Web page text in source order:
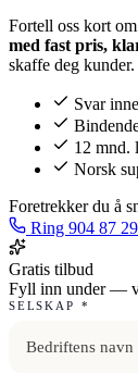
Fortell oss kort
med fast pris,
skaffe deg kunder.
Svar
12 mnd.
Norsk
Foretrekker du å
Ring 904 87
Gratis tilbud
Fyll inn under —
SELSKAP *